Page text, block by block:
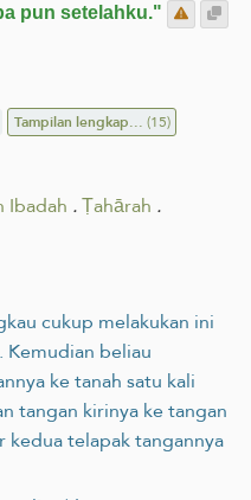
pun setelahku."
Tampilan lengkap...(15)
Ibadah .Ṭahārah .
cukup melakukan ini
beliau
ke tanah satu kali
tangan kirinya ke tangan
kedua telapak tangannya